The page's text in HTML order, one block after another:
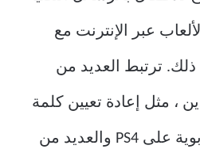
عبر الإنترنت مع
ذلك. ترتبط العديد من
، مثل إعادة تعيين كلمة
مرور أدوات الرقابة الأبوية على PS4 والعديد من